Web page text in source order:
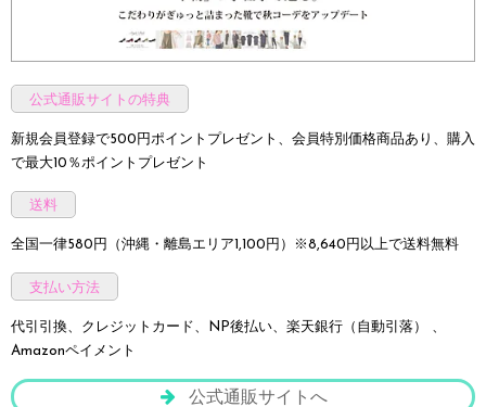
公式通販サイトの特典
新規会員登録で500円ポイントプレゼント、会員特別価格商品あり、購入
で最大10％ポイントプレゼント
送料
全国一律580円（沖縄・離島エリア1,100円）※8,640円以上で送料無料
支払い方法
代引引換、クレジットカード、NP後払い、楽天銀行（自動引落） 、
Amazonペイメント
公式通販サイトへ